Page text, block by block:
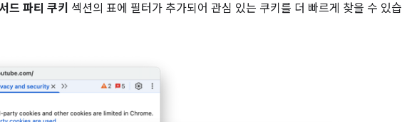
서드 파티 쿠키 섹션의 표에 필터가 추가되어 관심 있는 쿠키를 더 빠르게 찾을 수 있습